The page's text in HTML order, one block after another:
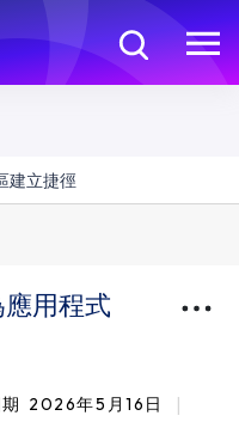
建立捷徑
用程式
2026年5月16日